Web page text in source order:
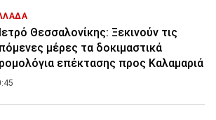
Θεσσαλονίκης: Ξεκινούν τις
μέρες τα δοκιμαστικά
επέκτασης προς Καλαμαριά